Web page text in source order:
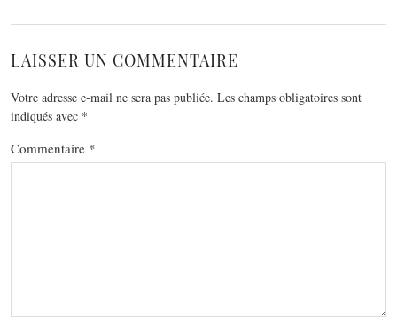
LAISSER UN COMMENTAIRE
Votre adresse e-mail ne sera pas publiée. Les champs obligatoires sont
indiqués avec *
Commentaire *